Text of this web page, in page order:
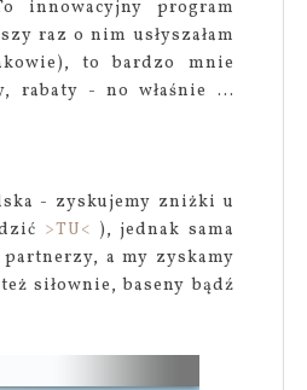
innowacyjny program
raz o nim usłyszałam
to bardzo mnie
rabaty - no właśnie ...
- zyskujemy zniżki u
>TU< ), jednak sama
partnerzy, a my zyskamy
siłownie, baseny bądź